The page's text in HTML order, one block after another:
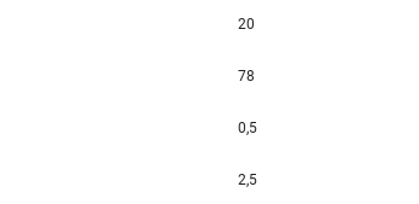
20
78
0,5
2,5